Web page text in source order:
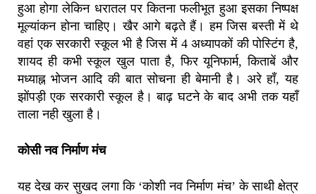
हुआ होगा लेकिन धरातल पर कितना फलीभूत हुआ इसका निष्पक्ष
मूल्यांकन होना चाहिए। खैर आगे बढ़ते हैं। हम जिस बस्ती में थे
वहां एक सरकारी स्कूल भी है जिस में 4 अध्यापकों की पोस्टिंग है,
शायद ही कभी स्कूल खुल पाता है, फिर यूनिफार्म, किताबें और
मध्याह्न भोजन आदि की बात सोचना ही बेमानी है। अरे हाँ, यह
झोंपड़ी एक सरकारी स्कूल है। बाढ़ घटने के बाद अभी तक यहाँ
ताला नही खुला है।
कोसी नव निर्माण मंच
यह देख कर सुखद लगा कि ‘कोशी नव निर्माण मंच’ के साथी क्षेत्र